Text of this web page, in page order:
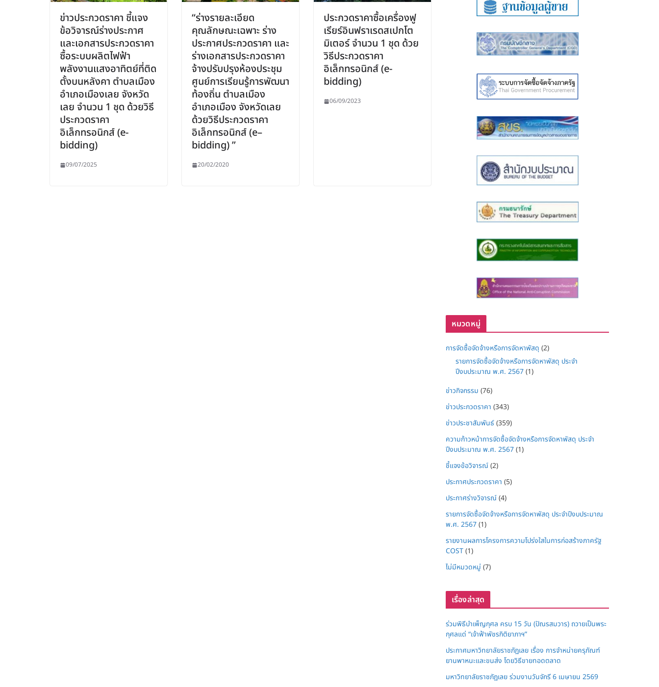
ข่าวประกวดราคา ชี้แจง
ข้อวิจารณ์ร่างประกาศ
และเอกสารประกวดราคา
ซื้อระบบผลิตไฟฟ้า
พลังงานแสงอาทิตย์ที่ติด
ตั้งบนหลังคา ตำบลเมือง
อำเภอเมืองเลย จังหวัด
เลย จำนวน 1 ชุด ด้วยวิธี
ประกวดราคา
อิเล็กทรอนิกส์ (e-
bidding)
09/07/2025
“ร่างรายละเอียด
คุณลักษณะเฉพาะ ร่าง
ประกาศประกวดราคา และ
ร่างเอกสารประกวดราคา
จ้างปรับปรุงห้องประชุม
ศูนย์การเรียนรู้การพัฒนา
ท้องถิ่น ตำบลเมือง
อำเภอเมือง จังหวัดเลย
ด้วยวิธีประกวดราคา
อิเล็กทรอนิกส์ (e–
bidding) ”
20/02/2020
ประกวดราคาซื้อเครื่องฟู
เรียร์อินฟราเรดสเปกโต
มิเตอร์ จำนวน 1 ชุด ด้วย
วิธีประกวดราคา
อิเล็กทรอนิกส์ (e-
bidding)
06/09/2023
หมวดหมู่
การจัดซื้อจัดจ้างหรือการจัดหาพัสดุ (2)
รายการจัดซื้อจัดจ้างหรือการจัดหาพัสดุ ประจำ
ปีงบประมาณ พ.ศ. 2567(1)
ข่าวกิจกรรม (76)
ข่าวประกวดราคา (343)
ข่าวประชาสัมพันธ์(359)
ความก้าวหน้าการจัดซื้อจัดจ้างหรือการจัดหาพัสดุ ประจำ
ปีงบประมาณ พ.ศ. 2567(1)
ชี้แจงข้อวิจารณ์(2)
ประกาศประกวดราคา (5)
ประกาศร่างวิจารณ์(4)
รายการจัดซื้อจัดจ้างหรือการจัดหาพัสดุ ประจำปีงบประมาณ
พ.ศ. 2567(1)
รายงานผลการโครงการความโปร่งใสในการก่อสร้างภาครัฐ
COST(1)
ไม่มีหมวดหมู่ (7)
เรื่องล่าสุด
ร่วมพิธีบำเพ็ญกุศล ครบ 15 วัน (ปัณรสมวาร) ถวายเป็นพระ
กุศลแด่ “เจ้าฟ้าพัชรกิติยาภาฯ”
ประกาศมหาวิทยาลัยราชภัฏเลย เรื่อง การจำหน่ายครุภัณฑ์
ยานพาหนะและขนส่ง โดยวิธีขายทอดตลาด
มหาวิทยาลัยราชภัฏเลย ร่วมงานวันจักรี 6 เมษายน 2569